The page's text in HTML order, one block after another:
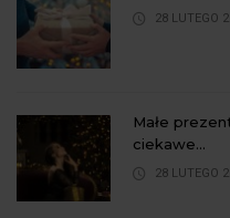
28 LUTEGO
Małe
ciekawe...
28 LUTEGO